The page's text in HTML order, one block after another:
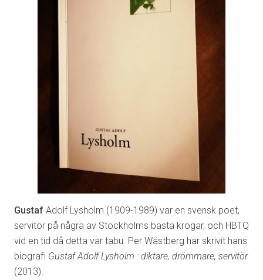
Gustaf Adolf Lysholm (1909-1989) var en svensk poet,
servitör på några av Stockholms bästa krogar, och HBTQ
vid en tid då detta var tabu. Per Wästberg har skrivit hans
biografi Gustaf Adolf Lysholm : diktare, drömmare, servitör
(2013).